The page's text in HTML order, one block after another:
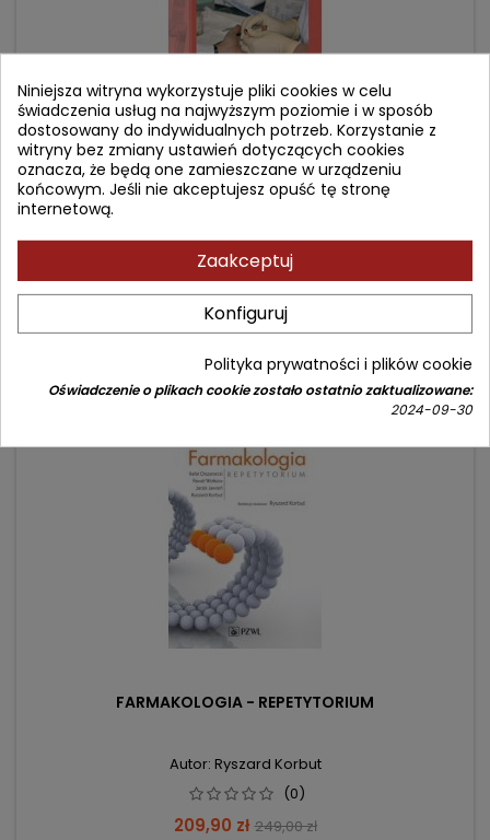
WSTRZYKNIĘCIA ŚRÓDSKÓRNE, PODSKÓRNE,
DOMIĘŚNIOWE I DOŻYLNE
Autor: Wiesława Ciechaniewicz
(0)
Cena
99,90 złCena
podstawowa
119,00 zł
 Dodaj do koszyka
FARMAKOLOGIA - REPETYTORIUM
Autor: Ryszard Korbut
(0)
Cena
209,90 zł Cena
249,00 zł
Niniejsza witryna wykorzystuje pliki cookies w celu
świadczenia usług na najwyższym poziomie i w sposób
dostosowany do indywidualnych potrzeb. Korzystanie z
witryny bez zmiany ustawień dotyczących cookies
oznacza, że będą one zamieszczane w urządzeniu
końcowym. Jeśli nie akceptujesz opuść tę stronę
internetową.
Zaakceptuj
Konfiguruj
Polityka prywatności i plików cookie
Oświadczenie o plikach cookie zostało ostatnio zaktualizowane:
2024-09-30